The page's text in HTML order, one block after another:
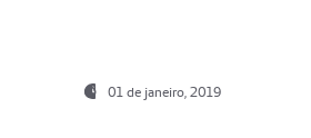
01 de janeiro, 2019